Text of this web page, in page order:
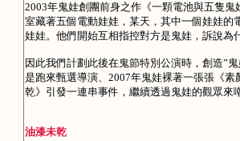
2003年鬼娃創團前身之作《一顆電池與五隻
室藏著五個電動娃娃，某天，其中一個娃娃
娃娃。他們開始互相指控對方是鬼娃，訴說為
因此我們計劃此後在鬼節特別公演時，創造”
是跑來甄選導演、2007年鬼娃裸著一張張《
乾》引發一連串事件，繼續透過鬼娃的觀眾來
油漆未乾